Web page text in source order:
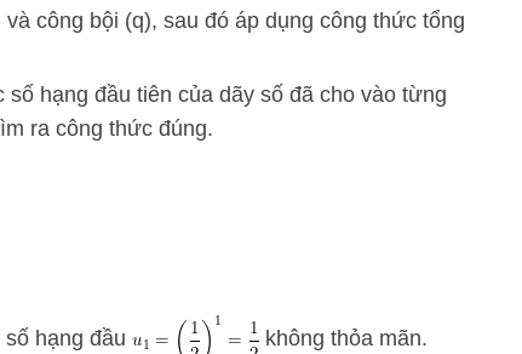
và công bội (q), sau đó áp dụng công thức tổng
hạng đầu tiên của dãy số đã cho vào từng
ra công thức đúng.
số hạng đầu không thỏa mãn.